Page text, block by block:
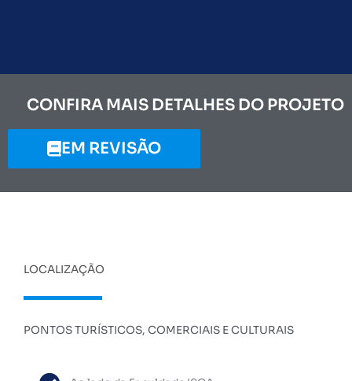
CONFIRA MAIS DETALHES DO PROJETO
EM REVISÃO
LOCALIZAÇÃO
PONTOS TURÍSTICOS, COMERCIAIS E CULTURAIS